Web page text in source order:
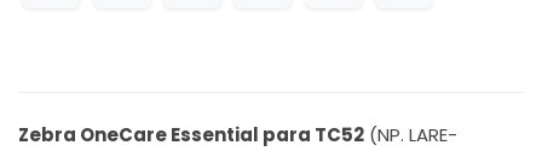
Zebra OneCare Essential para TC52 (NP. LARE-